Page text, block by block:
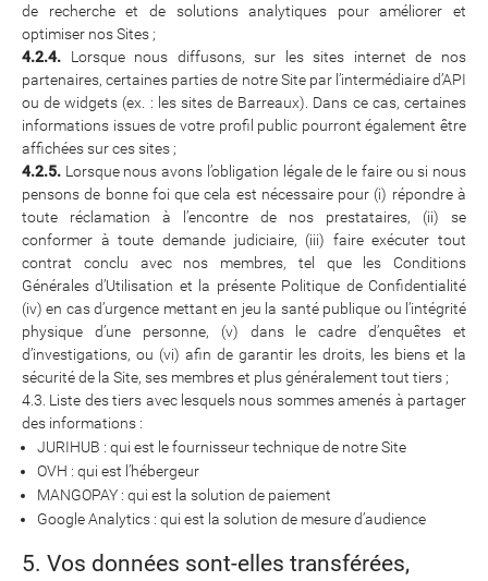
de recherche et de solutions analytiques pour améliorer et
optimiser nos Sites ;
4.2.4. Lorsque nous diffusons, sur les sites internet de nos
partenaires, certaines parties de notre Site par l’intermédiaire d’API
ou de widgets (ex. : les sites de Barreaux). Dans ce cas, certaines
informations issues de votre profil public pourront également être
affichées sur ces sites ;
4.2.5. Lorsque nous avons l’obligation légale de le faire ou si nous
pensons de bonne foi que cela est nécessaire pour (i) répondre à
toute réclamation à l’encontre de nos prestataires, (ii) se
conformer à toute demande judiciaire, (iii) faire exécuter tout
contrat conclu avec nos membres, tel que les Conditions
Générales d’Utilisation et la présente Politique de Confidentialité
(iv) en cas d’urgence mettant en jeu la santé publique ou l’intégrité
physique d’une personne, (v) dans le cadre d’enquêtes et
d’investigations, ou (vi) afin de garantir les droits, les biens et la
sécurité de la Site, ses membres et plus généralement tout tiers ;
4.3. Liste des tiers avec lesquels nous sommes amenés à partager
des informations :
JURIHUB : qui est le fournisseur technique de notre Site
OVH : qui est l’hébergeur
MANGOPAY : qui est la solution de paiement
Google Analytics : qui est la solution de mesure d’audience
5. Vos données sont-elles transférées,